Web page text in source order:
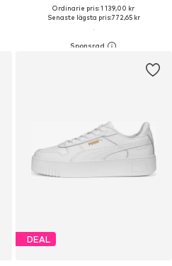
Ordinarie pris: 1 139,00 kr
Senaste lägsta pris:772,65 kr
DEAL